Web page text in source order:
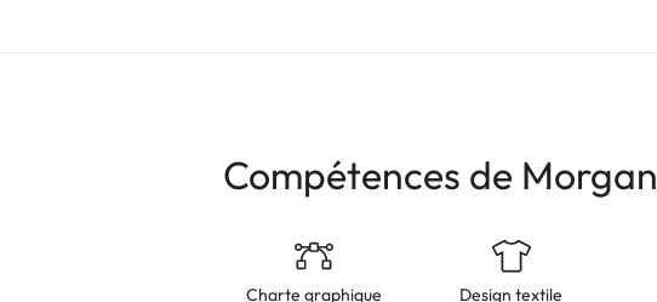
Compétences de Morgan
Charte graphique Design textile